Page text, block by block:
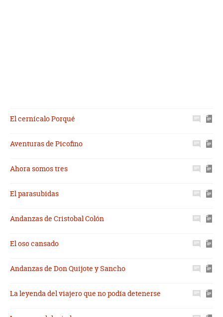
El cernícalo Porqué
Aventuras de Picofino
Ahora somos tres
El parasubidas
Andanzas de Cristobal Colón
El oso cansado
Andanzas de Don Quijote y Sancho
La leyenda del viajero que no podía detenerse